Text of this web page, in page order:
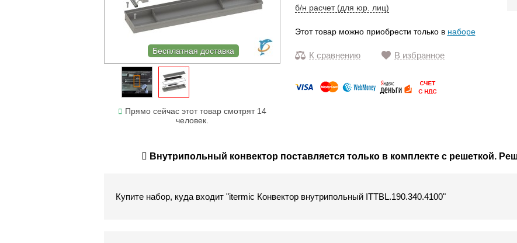
Бесплатная доставка
Прямо сейчас этот товар смотрят 14
человек.
б/н расчет (для юр. лиц)
Этот товар можно приобрести только в наборе
К сравнению В избранное
Внутрипольный конвектор поставляется только в комплекте с решеткой.
Купите набор, куда входит "itermic Конвектор внутрипольный ITTBL.190.340.4100"